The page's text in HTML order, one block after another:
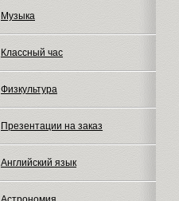
Музыка
Классный час
Физкультура
Презентации на заказ
Английский язык